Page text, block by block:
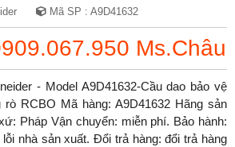
Mã SP : A9D41632
Ms.Châu
- Model A9D41632-Cầu dao bảo vệ
RCBO Mã hàng: A9D41632 Hãng sản
Pháp Vận chuyển: miễn phí. Bảo hành:
nhà sản xuất. Đổi trả hàng: đổi trả hàng